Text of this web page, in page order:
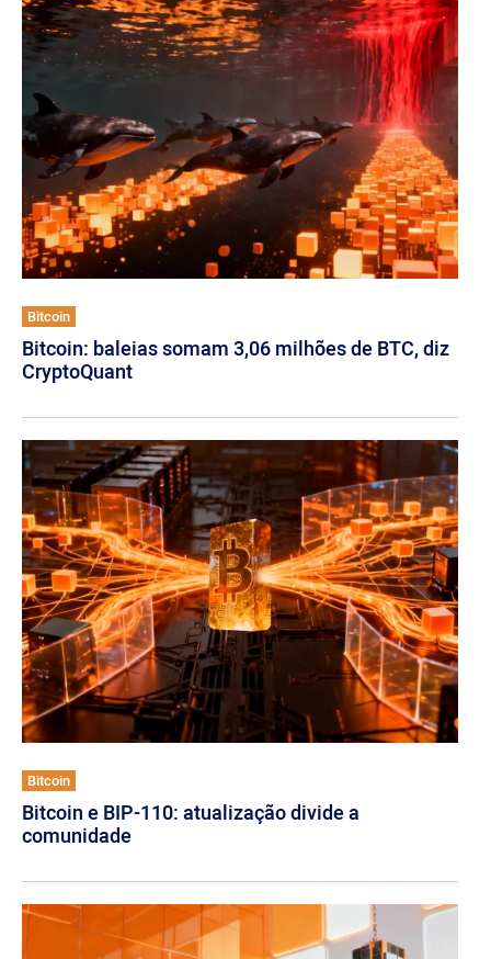
Bitcoin
Bitcoin: baleias somam 3,06 milhões de BTC, diz
CryptoQuant
Bitcoin
Bitcoin e BIP-110: atualização divide a
comunidade